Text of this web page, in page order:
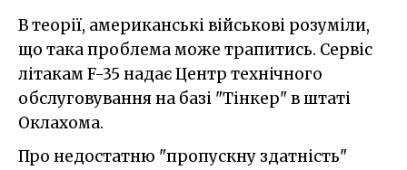
В теорії, американські військові розуміли,
що така проблема може трапитись. Сервіс
літакам F-35 надає Центр технічного
обслуговування на базі "Тінкер" в штаті
Оклахома.
Про недостатню "пропускну здатність"